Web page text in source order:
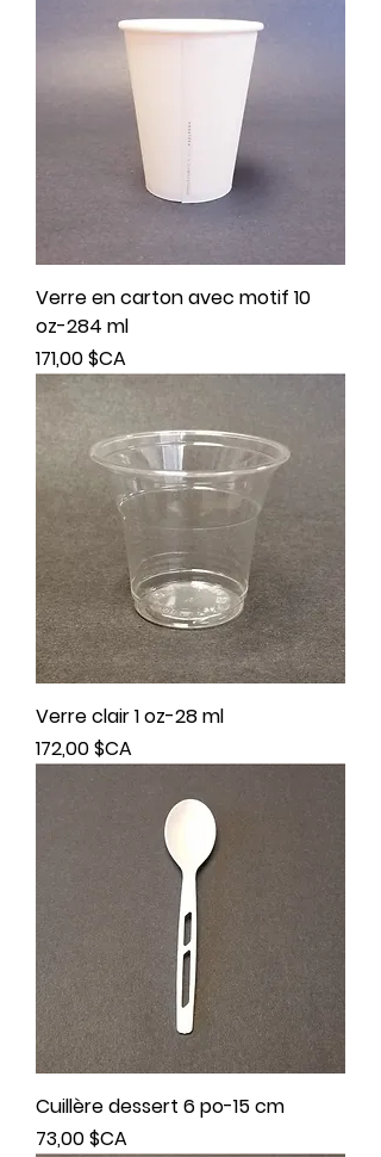
Verre en carton avec motif 10
oz-284 ml
Prix
171,00 $CA
Verre clair 1 oz-28 ml
Prix
172,00 $CA
Cuillère dessert 6 po-15 cm
Prix
73,00 $CA